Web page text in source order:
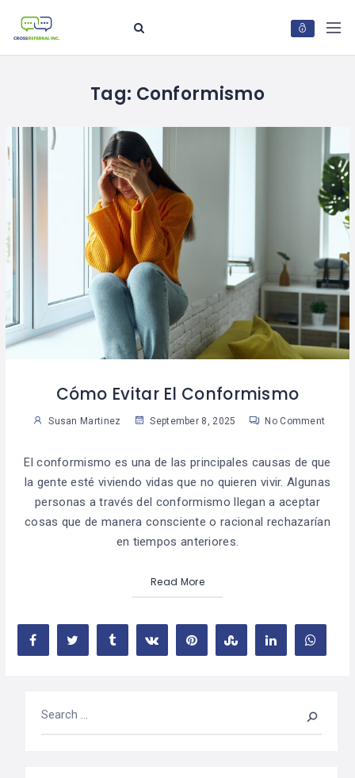
Tag: Conformismo
Cómo Evitar El Conformismo
Susan Martinez September 8, 2025 No Comment
El conformismo es una de las principales causas de que
la gente esté viviendo vidas que no quieren vivir. Algunas
personas a través del conformismo llegan a aceptar
cosas que de manera consciente o racional rechazarían
en tiempos anteriores.
Read More